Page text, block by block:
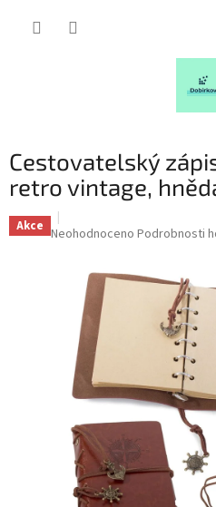
Cestovatelský
retro vintage,
Akce Průměrné
produktu
hvězdiček.
Neohodnoceno Podrobnosti